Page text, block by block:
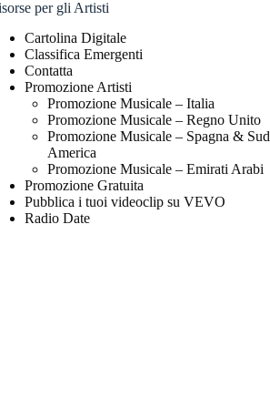
per gli Artisti
Cartolina Digitale
Classifica Emergenti
Contatta
Promozione Artisti
Promozione Musicale – Italia
Promozione Musicale – Regno Unito
Promozione Musicale – Spagna & Sud
America
Promozione Musicale – Emirati Arabi
Promozione Gratuita
Pubblica i tuoi videoclip su VEVO
Radio Date